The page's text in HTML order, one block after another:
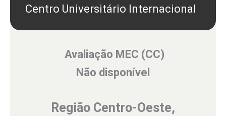
Centro Universitário Internacional
Avaliação MEC (CC)
Não disponível
Região Centro-Oeste,